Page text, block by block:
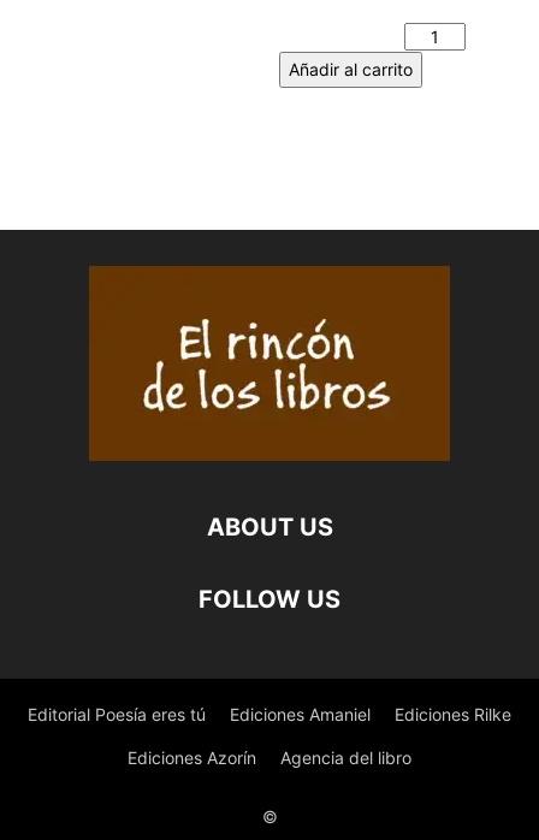
Añadir al carrito
ABOUT US
FOLLOW US
Editorial Poesía eres tú Ediciones Amaniel Ediciones Rilke
Ediciones Azorín Agencia del libro
©